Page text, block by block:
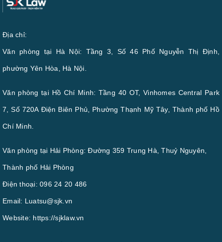
Địa chỉ:
Văn phòng tại Hà Nội: Tầng 3, Số 46 Phố Nguyễn Thị Định,
phường Yên Hòa, Hà Nội.
Văn phòng tại Hồ Chí Minh: Tầng 40 OT, Vinhomes Central Park
7, Số 720A Điện Biên Phủ, Phường Thạnh Mỹ Tây, Thành phố Hồ
Chí Minh.
Văn phòng tại Hải Phòng: Đường 359 Trung Hà, Thuỷ Nguyên,
Thành phố Hải Phòng
Điện thoại: 096 24 20 486
Email: Luatsu@sjk.vn
Website: https://sjklaw.vn